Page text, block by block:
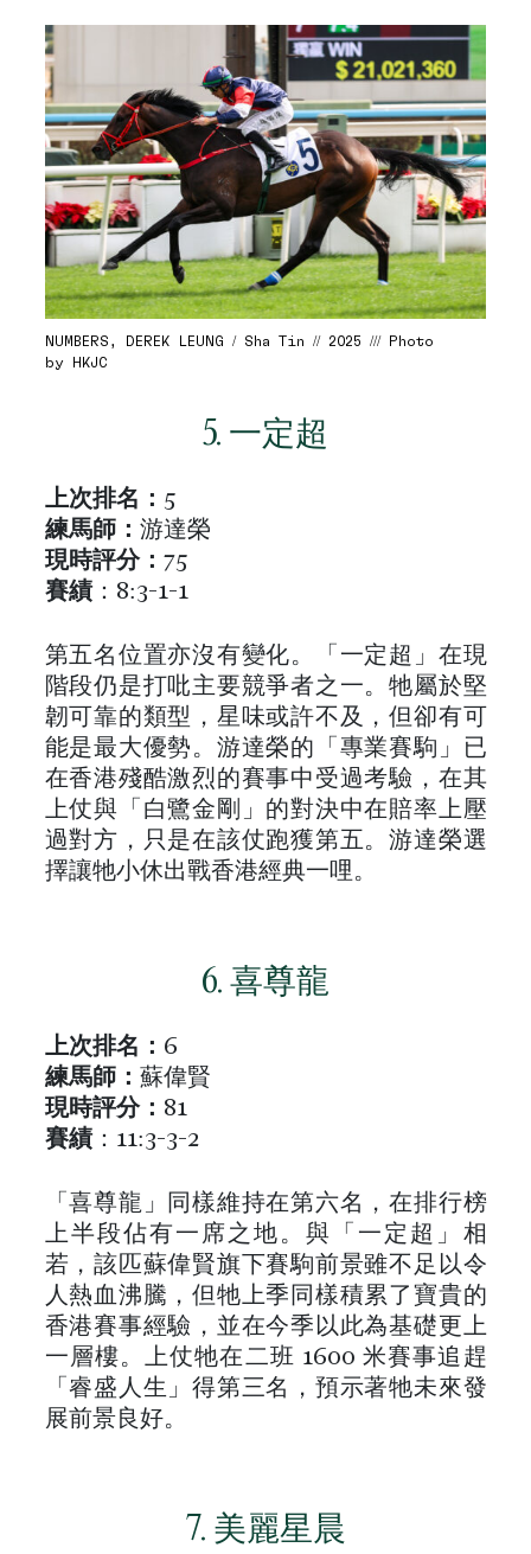
NUMBERS, DEREK LEUNG / Sha Tin // 2025 /// Photo
by HKJC
5. 一定超
上次排名 ： 5
練馬師： 游達榮
現時評分： 75
賽績：8:3-1-1
第五名位置亦沒有變化。「一定超」在現
階段仍是打吡主要競爭者之一。牠屬於堅
韌可靠的類型，星味或許不及，但卻有可
能是最大優勢。游達榮的「專業賽駒」已
在香港殘酷激烈的賽事中受過考驗，在其
上仗與「白鷺金剛」的對決中在賠率上壓
過對方，只是在該仗跑獲第五。游達榮選
擇讓牠小休出戰香港經典一哩。
6. 喜尊龍
上次排名 ： 6
練馬師： 蘇偉賢
現時評分： 81
賽績：11:3-3-2
「喜尊龍」同樣維持在第六名，在排行榜
上半段佔有一席之地。與「一定超」相
若，該匹蘇偉賢旗下賽駒前景雖不足以令
人熱血沸騰，但牠上季同樣積累了寶貴的
香港賽事經驗，並在今季以此為基礎更上
一層樓。上仗牠在二班 1600 米賽事追趕
「睿盛人生」得第三名，預示著牠未來發
展前景良好。
7. 美麗星晨